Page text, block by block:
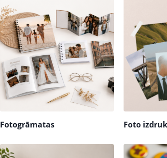
Fotogrāmatas Foto